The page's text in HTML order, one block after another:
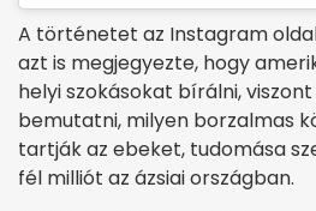
A történetet az Instagram
azt is megjegyezte, hogy
helyi szokásokat bírálni,
bemutatni, milyen borzalmas
tartják az ebeket, tudomása
fél milliót az ázsiai országban.